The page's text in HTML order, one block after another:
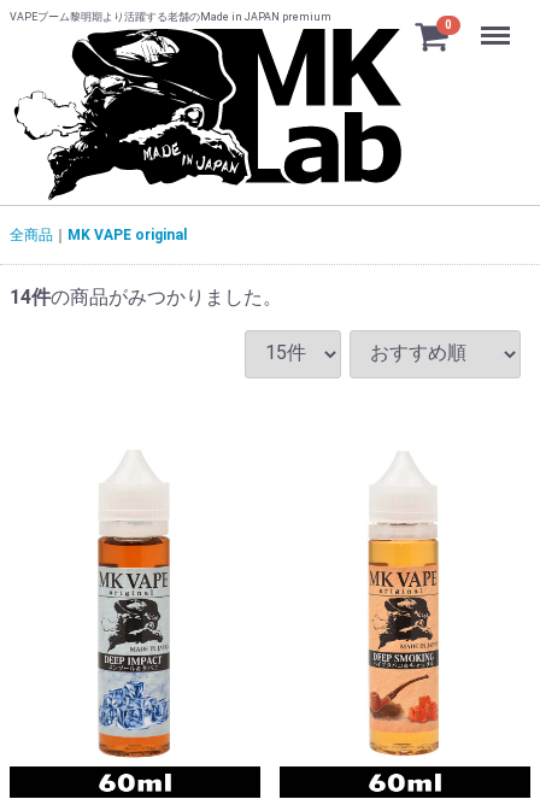
VAPEブーム黎明期より活躍する老舗のMade in JAPAN premium
0 Menu
全商品 MK VAPE original
14件の商品がみつかりました。